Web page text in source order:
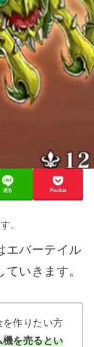
送る Pocket
。
エバーテイル
いきます。
を作りたい方
を売るとい